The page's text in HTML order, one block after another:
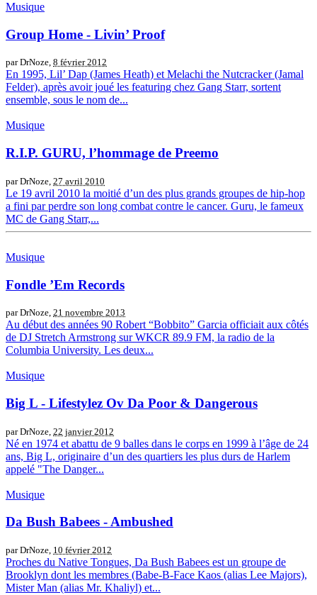
Musique
Group Home - Livin’ Proof
par DrNoze, 8 février 2012
En 1995, Lil’ Dap (James Heath) et Melachi the Nutcracker (Jamal
Felder), après avoir joué les featuring chez Gang Starr, sortent
ensemble, sous le nom de...
Musique
R.I.P. GURU, l’hommage de Preemo
par DrNoze, 27 avril 2010
Le 19 avril 2010 la moitié d’un des plus grands groupes de hip-hop
a fini par perdre son long combat contre le cancer. Guru, le fameux
MC de Gang Starr,...
Musique
Fondle ’Em Records
par DrNoze, 21 novembre 2013
Au début des années 90 Robert “Bobbito” Garcia officiait aux côtés
de DJ Stretch Armstrong sur WKCR 89.9 FM, la radio de la
Columbia University. Les deux...
Musique
Big L - Lifestylez Ov Da Poor & Dangerous
par DrNoze, 22 janvier 2012
Né en 1974 et abattu de 9 balles dans le corps en 1999 à l’âge de 24
ans, Big L, originaire d’un des quartiers les plus durs de Harlem
appelé "The Danger...
Musique
Da Bush Babees - Ambushed
par DrNoze, 10 février 2012
Proches du Native Tongues, Da Bush Babees est un groupe de
Brooklyn dont les membres (Babe-B-Face Kaos (alias Lee Majors),
Mister Man (alias Mr. Khaliyl) et...